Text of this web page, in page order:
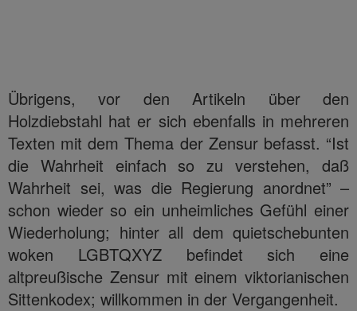
Übrigens, vor den Artikeln über den
Holzdiebstahl hat er sich ebenfalls in mehreren
Texten mit dem Thema der Zensur befasst. “Ist
die Wahrheit einfach so zu verstehen, daß
Wahrheit sei, was die Regierung anordnet” –
schon wieder so ein unheimliches Gefühl einer
Wiederholung; hinter all dem quietschebunten
woken LGBTQXYZ befindet sich eine
altpreußische Zensur mit einem viktorianischen
Sittenkodex; willkommen in der Vergangenheit.